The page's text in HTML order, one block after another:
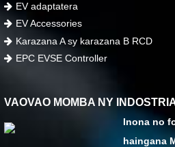
EV adaptatera
EV Accessories
Karazana A sy karazana B RCD
EPC EVSE Controller
VAOVAO MOMBA NY
Inona no
haingana